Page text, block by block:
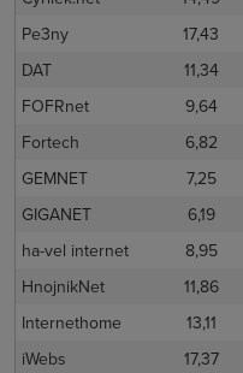
Pe3ny
17,43
DAT
11,34
FOFRnet
9,64
Fortech
6,82
GEMNET
7,25
GIGANET
6,19
ha-vel internet
8,95
HnojnikNet
11,86
Internethome
13,11
iWebs
17,37